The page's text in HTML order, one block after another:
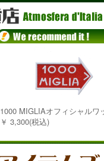
1000 MIGLIAオフィシャルワ
￥ 3,300(税込)